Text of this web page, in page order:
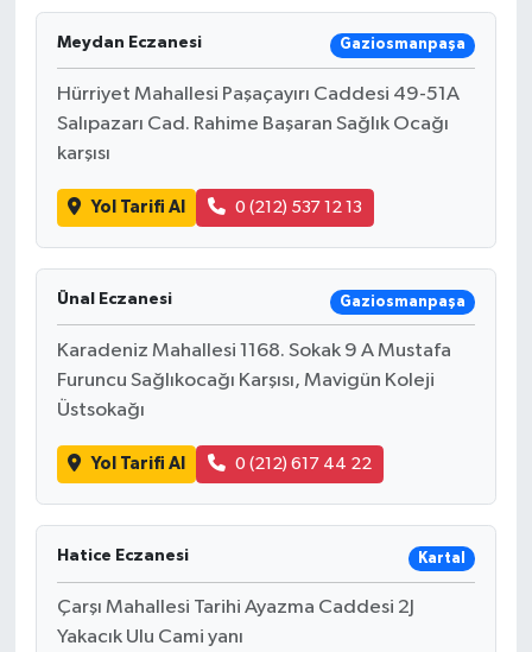
Meydan Eczanesi Gaziosmanpaşa
Hürriyet Mahallesi Paşaçayırı Caddesi 49-51A
Salıpazarı Cad. Rahime Başaran Sağlık Ocağı
karşısı
Yol Tarifi Al 0 (212) 537 12 13
Ünal Eczanesi Gaziosmanpaşa
Karadeniz Mahallesi 1168. Sokak 9 A Mustafa
Furuncu Sağlıkocağı Karşısı, Mavigün Koleji
Üstsokağı
Yol Tarifi Al 0 (212) 617 44 22
Hatice Eczanesi Kartal
Çarşı Mahallesi Tarihi Ayazma Caddesi 2J
Yakacık Ulu Cami yanı